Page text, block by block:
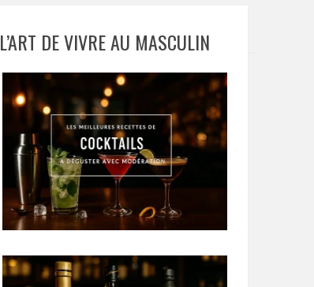
L’ART DE VIVRE AU MASCULIN